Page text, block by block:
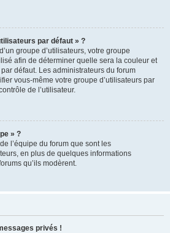
par défaut » ?
groupe d’utilisateurs, votre groupe
afin de déterminer quelle sera la couleur et
défaut. Les administrateurs du forum
vous-même votre groupe d’utilisateurs par
de l’utilisateur.
» ?
l’équipe du forum que sont les
en plus de quelques informations
qu’ils modèrent.
privés !